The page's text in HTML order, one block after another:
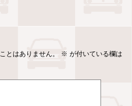
とはありません。
※ が付いている欄は